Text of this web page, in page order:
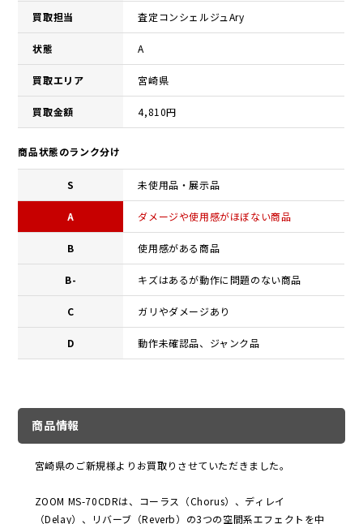
買取担当 査定コンシェルジュAry
状態 A
買取エリア 宮崎県
買取金額 4,810円
商品状態のランク分け
S 未使用品・展示品
A ダメージや使用感がほぼない商品
B 使用感がある商品
B- キズはあるが動作に問題のない商品
C ガリやダメージあり
D 動作未確認品、ジャンク品
商品情報
宮崎県のご新規様よりお買取りさせていただきました。
ZOOM MS-70CDRは、コーラス（Chorus）、ディレイ
（Delay）、リバーブ（Reverb）の3つの空間系エフェクトを中